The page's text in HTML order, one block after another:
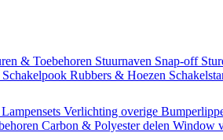
& Toebehoren Stuurnaven Snap-off
Schakelpook Rubbers & Hoezen
Lampensets Verlichting overige
Carbon & Polyester delen Window